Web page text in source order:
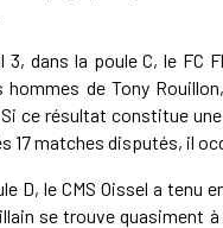
3, dans la poule C, le FC
hommes de Tony
Si ce résultat constitue
17 matches disputés, il
D, le CMS Oissel a tenu
se trouve quasiment